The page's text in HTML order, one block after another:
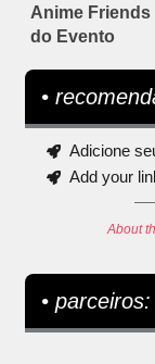
Anime
do Evento
•
Adicione
Add your
About
• parceiros: